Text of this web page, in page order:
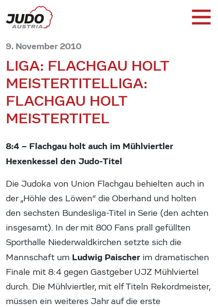
9. November 2010
LIGA: FLACHGAU HOLT
MEISTERTITELLIGA:
FLACHGAU HOLT
MEISTERTITEL
8:4 – Flachgau holt auch im Mühlviertler
Hexenkessel den Judo-Titel
Die Judoka von Union Flachgau behielten auch in
der „Höhle des Löwen“ die Oberhand und holten
den sechsten Bundesliga-Titel in Serie (den achten
insgesamt). In der mit 800 Fans prall gefüllten
Sporthalle Niederwaldkirchen setzte sich die
Mannschaft um Ludwig Paischer im dramatischen
Finale mit 8:4 gegen Gastgeber UJZ Mühlviertel
durch. Die Mühlviertler, mit elf Titeln Rekordmeister,
müssen ein weiteres Jahr auf die erste